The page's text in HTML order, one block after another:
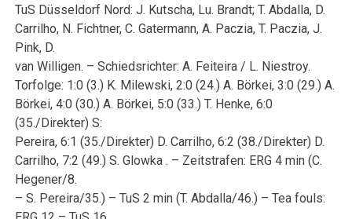
TuS Düsseldorf Nord: J. Kutscha, Lu. Brandt; T. Abdalla, D.
Carrilho, N. Fichtner, C. Gatermann, A. Paczia, T. Paczia, J.
Pink, D.
van Willigen. – Schiedsrichter: A. Feiteira / L. Niestroy.
Torfolge: 1:0 (3.) K. Milewski, 2:0 (24.) A. Börkei, 3:0 (29.) A.
Börkei, 4:0 (30.) A. Börkei, 5:0 (33.) T. Henke, 6:0
(35./Direkter) S:
Pereira, 6:1 (35./Direkter) D. Carrilho, 6:2 (38./Direkter) D.
Carrilho, 7:2 (49.) S. Glowka . – Zeitstrafen: ERG 4 min (C.
Hegener/8.
– S. Pereira/35.) – TuS 2 min (T. Abdalla/46.) – Tea fouls: